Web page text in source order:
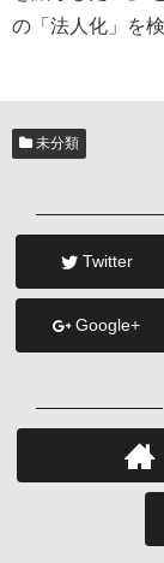
の「法人化」を
未分類
Twitter
Google+